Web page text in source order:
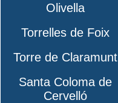
Olivella
Torrelles de Foix
Torre de Claramunt
Santa Coloma de
Cervelló